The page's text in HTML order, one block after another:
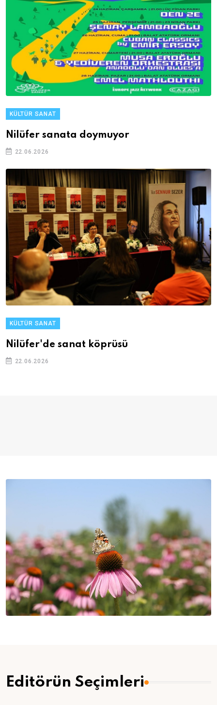
KÜLTÜR SANAT
Nilüfer sanata doymuyor
22.06.2026
KÜLTÜR SANAT
Nilüfer'de sanat köprüsü
22.06.2026
Editörün Seçimleri